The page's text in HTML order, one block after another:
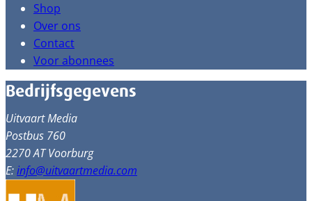
Shop
Over ons
Contact
Voor abonnees
Bedrijfsgegevens
Uitvaart Media
Postbus 760
2270 AT Voorburg
E:info@uitvaartmedia.com